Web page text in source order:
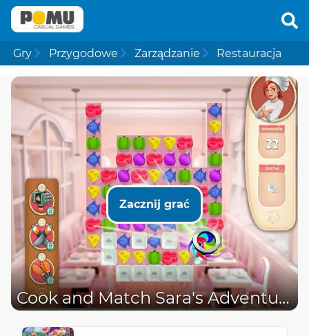
Gry Przygodowe Zarządzanie Restauracja
Zacznij grać
Cook and Match Sara's Adventure